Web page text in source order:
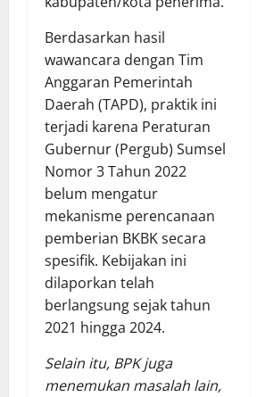
Berdasarkan hasil
wawancara dengan Tim
Anggaran Pemerintah
Daerah (TAPD), praktik ini
terjadi karena Peraturan
Gubernur (Pergub) Sumsel
Nomor 3 Tahun 2022
belum mengatur
mekanisme perencanaan
pemberian BKBK secara
spesifik. Kebijakan ini
dilaporkan telah
berlangsung sejak tahun
2021 hingga 2024.
Selain itu, BPK juga
menemukan masalah lain,